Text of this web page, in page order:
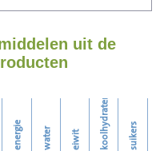
34
40
uit de
energie water eiwit koolhydraten suikers